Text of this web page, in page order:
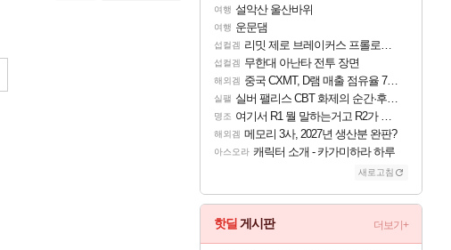
여행 설악산 울산바위
여행 운문댐
섭컬겜 리밋 제로 브레이커스 프롤로그 테스트 후기 영상 업로드
섭컬겜 무한대 아난타 전투 장면
해외겜 중국 CXMT, D램 매출 점유율 7%…글로벌 4위로 부상
실팰 실버 팰리스 CBT 화제의 순간·후기 모음
명조 여기서 R1 뭘 말하는거고 R2가 뭘말하는걸까요?
해외겜 메모리 3사, 2027년 생산분 완판?
아스오라 캐릭터 소개 - 카가미하라 하루
새로고침
핫딜 게시판 더보기+